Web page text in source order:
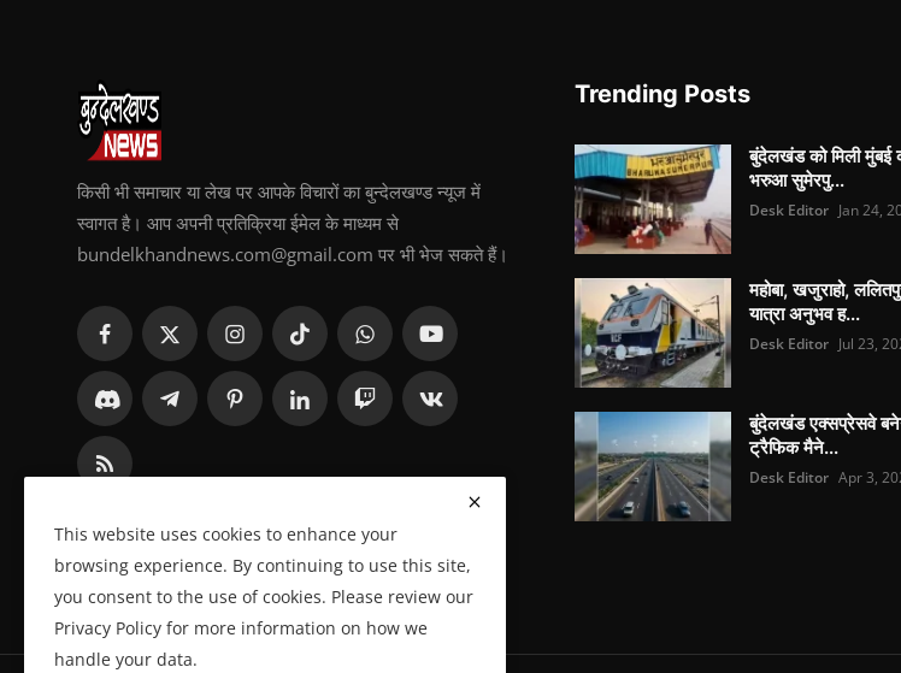
किसी भी समाचार या लेख पर आपके विचारों का बुन्देलखण्ड न्यूज में
स्वागत है। आप अपनी प्रतिक्रिया ईमेल के माध्यम से
bundelkhandnews.com@gmail.com पर भी भेज सकते हैं।
Trending Posts
बुंदेलखंड को मिली मुंबई
भरुआ सुमेरपु...
Desk Editor Jan 24,
महोबा, खजुराहो,
यात्रा अनुभव ह...
Desk Editor Jul 23,
बुंदेलखंड एक्सप्रेसवे
ट्रैफिक मैने...
Desk Editor Apr 3,
This website uses cookies to enhance your
browsing experience. By continuing to use this site,
you consent to the use of cookies. Please review our
Privacy Policy for more information on how we
handle your data.